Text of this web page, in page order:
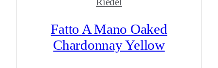
Fatto A Mano Oaked
Chardonnay Yellow